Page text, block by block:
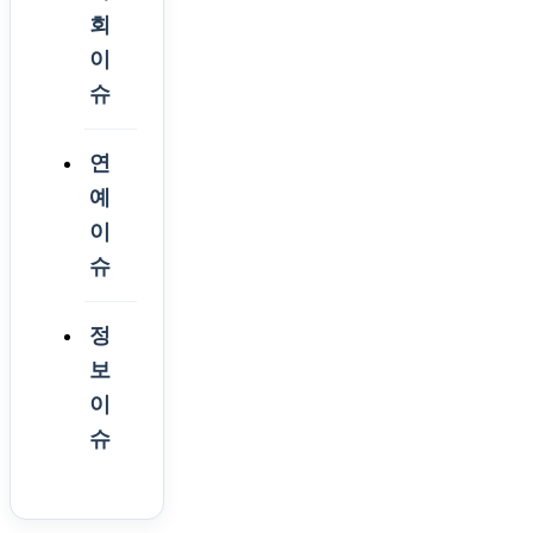
회
이
슈
연
예
이
슈
정
보
이
슈